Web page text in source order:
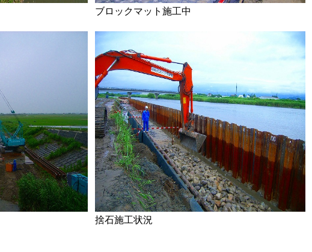
ブロックマット施工中
捨石施工状況